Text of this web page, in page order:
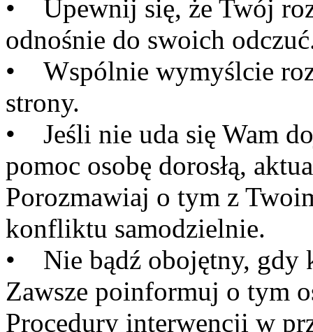
• Upewnij się, że Twój
odnośnie do swoich
• Wspólnie wymyślcie
strony.
• Jeśli nie uda się Wam
pomoc osobę dorosłą,
Porozmawiaj o tym z
konfliktu samodzielnie.
• Nie bądź obojętny, gdy
Zawsze poinformuj o tym
Procedury interwencji w